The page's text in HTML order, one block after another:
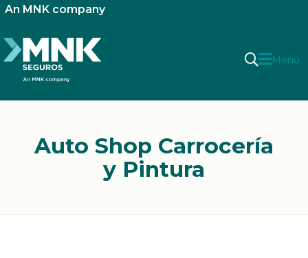
An MNK company
Menú
Auto Shop Carrocería
y Pintura